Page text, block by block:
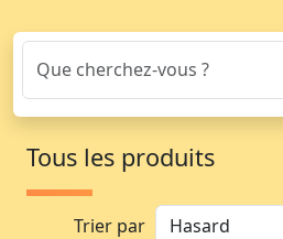
Tous les produits
Trier par